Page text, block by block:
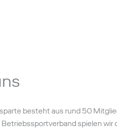
besteht aus rund 50
spielen wir